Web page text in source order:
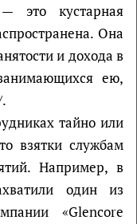
это кустарная
Она
и дохода в
ею,
тайно или
взятки службам
Например, в
один из
«Glencore